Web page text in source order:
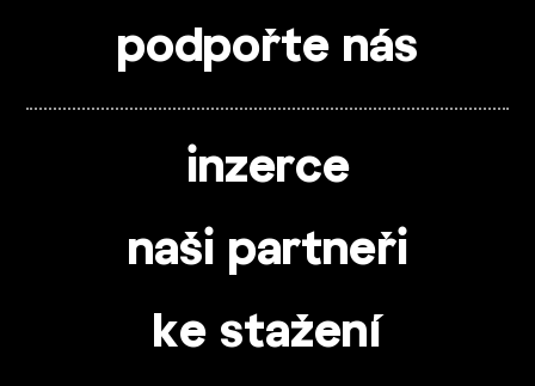
podpořte nás
inzerce
naši partneři
ke stažení